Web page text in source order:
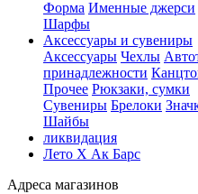
Форма Именные джерси
Шарфы
Аксессуары и сувениры
Аксессуары Чехлы
принадлежности
Прочее Рюкзаки, сумки
Сувениры Брелоки
Шайбы
ликвидация
Лето Х Ак Барс
Адреса магазинов